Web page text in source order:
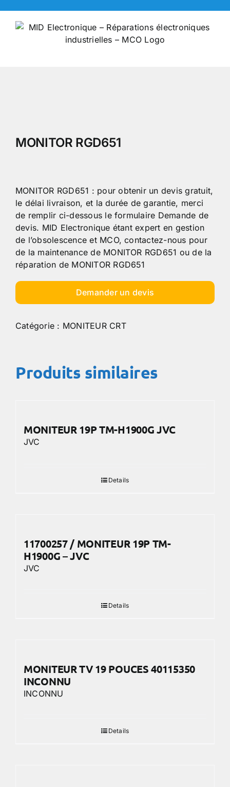
content
MONITOR RGD651
MONITOR RGD651 : pour obtenir un devis gratuit,
le délai livraison, et la durée de garantie, merci
de remplir ci-dessous le formulaire Demande de
devis. MID Electronique étant expert en gestion
de l’obsolescence et MCO, contactez-nous pour
de la maintenance de MONITOR RGD651 ou de la
réparation de MONITOR RGD651
Demander un devis
Catégorie : MONITEUR CRT
Produits similaires
MONITEUR 19P TM-H1900G JVC
JVC
Details
11700257 / MONITEUR 19P TM-
H1900G – JVC
JVC
Details
MONITEUR TV 19 POUCES 40115350
INCONNU
INCONNU
Details